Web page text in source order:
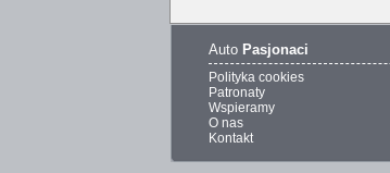
Auto Pasjonaci
Polityka cookies
Patronaty
Wspieramy
O nas
Kontakt